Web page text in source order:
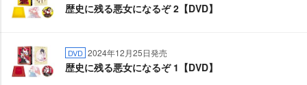
歴史に残る悪女になるぞ 2【DVD】
DVD 2024年12月25日発売
歴史に残る悪女になるぞ 1【DVD】